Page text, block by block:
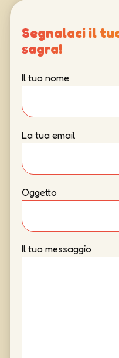
Segnalaci il
sagra!
Il tuo nome
La tua email
Oggetto
Il tuo messaggio